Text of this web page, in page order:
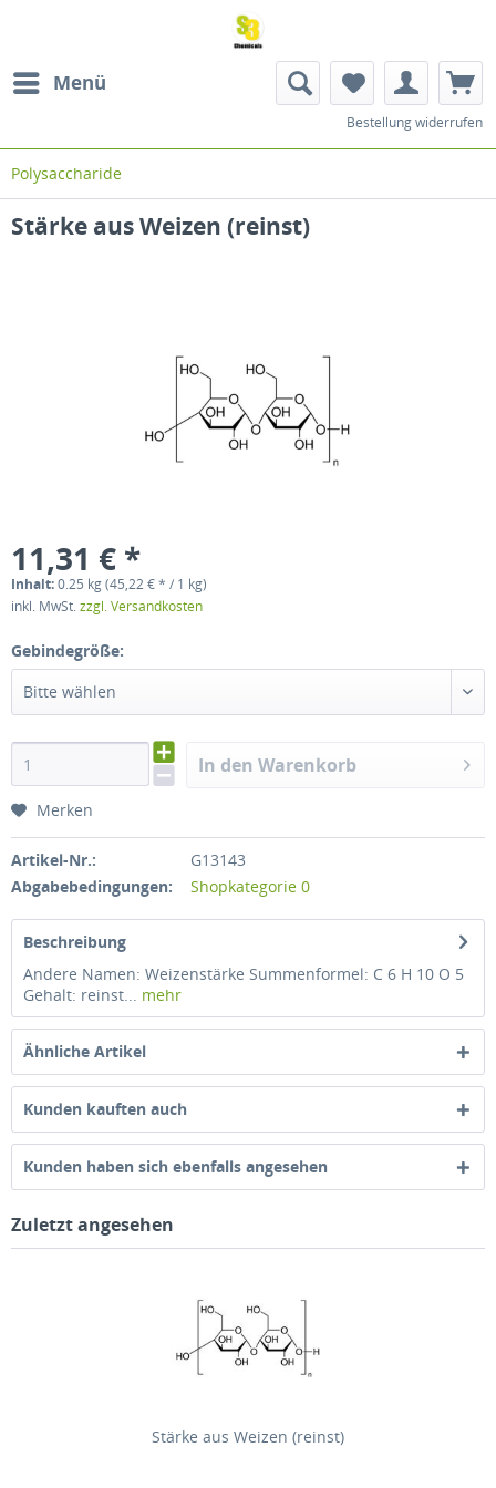
Menü
Bestellung widerrufen
Polysaccharide
Stärke aus Weizen (reinst)
11,31 € *
Inhalt:0.25 kg (45,22 € * / 1 kg)
inkl. MwSt.zzgl. Versandkosten
Gebindegröße:
Bitte wählen
In den Warenkorb
Merken
Artikel-Nr.:
G13143
Abgabebedingungen:
Shopkategorie 0
Beschreibung
Andere Namen: Weizenstärke Summenformel: C 6 H 10 O 5
Gehalt: reinst... mehr
Ähnliche Artikel
Kunden kauften auch
Kunden haben sich ebenfalls angesehen
Zuletzt angesehen
Stärke aus Weizen (reinst)